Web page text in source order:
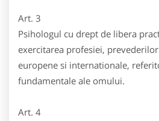
Art. 3
Psihologul cu drept de libera
exercitarea profesiei,
europene si internationale,
fundamentale ale omului.
Art. 4